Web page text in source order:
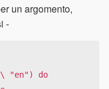
un argomento,
-